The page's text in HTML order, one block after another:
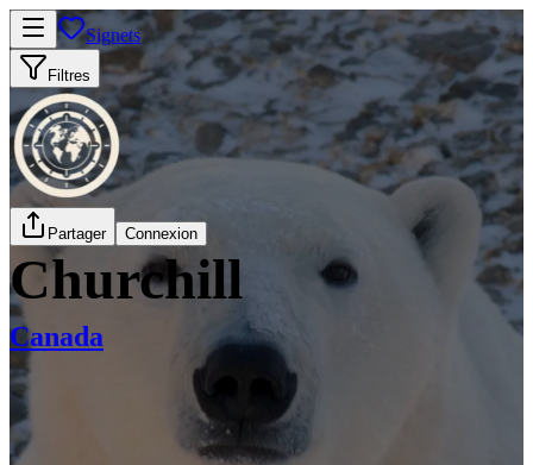
Signets
Filtres
Partager Connexion
Churchill
Canada